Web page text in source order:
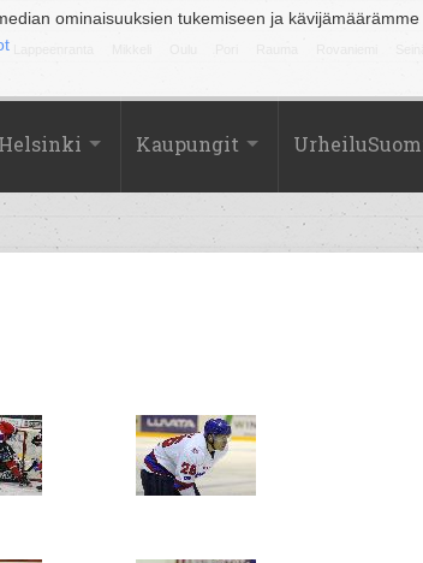
ominaisuuksien tukemiseen ja
Helsinki Kaupungit